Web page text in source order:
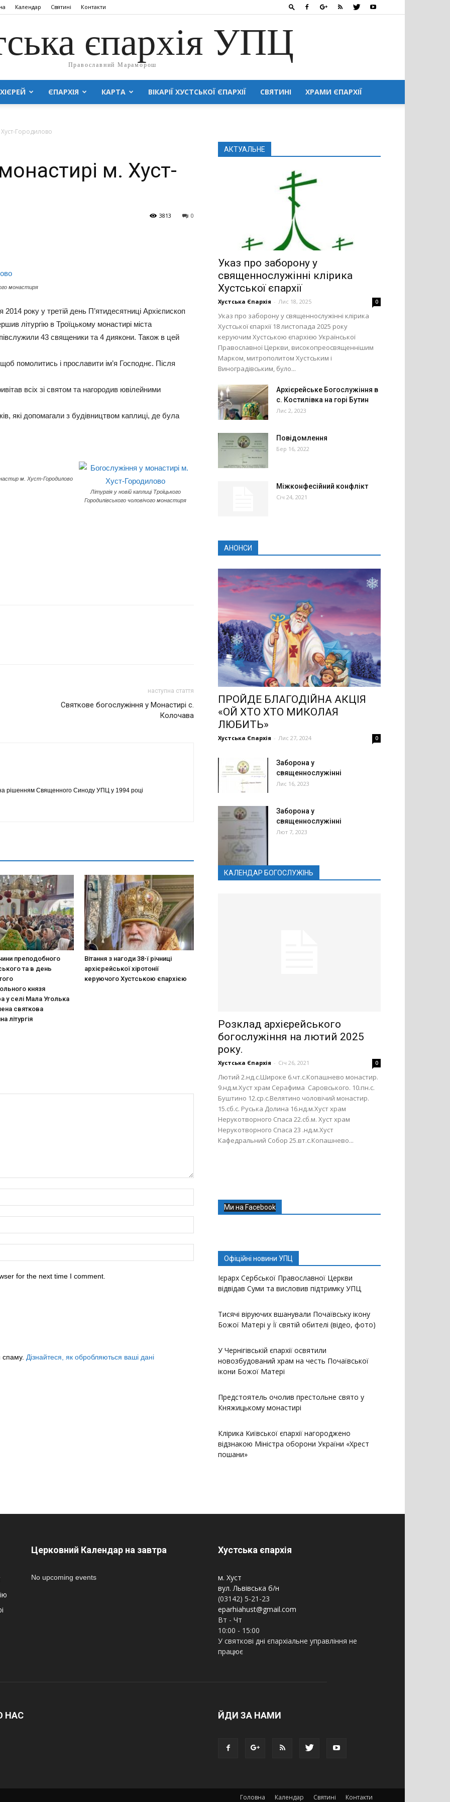
Календар Святині Контакти
єпархія УПЦ
Православний Мараморош
ЄПАРХІЯ КАРТА ВІКАРІЇ ХУСТСЬКОЇ ЄПАРХІЇ СВЯТИНІ ХРАМИ ЄПАРХІЇ
Городилово
м. Хуст-
0
3813
монастиря
2014 року у третій день П’ятидесятниці Архієпископ
літургію в Троїцькому монастирі міста
43 священики та 4 диякони. Також в цей
щоб помолитись і прославити ім’я Господнє. Після
всіх зі святом та нагородив ювілейними
які допомагали з будівництвом каплиці, де була
м. Хуст-Городилово
Літургія у новій каплиці Троїцького
Городилівського чоловічого монастиря
наступна стаття
Святкове богослужіння у Монастирі с.
Колочава
рішенням Священного Синоду УПЦ у 1994 році
преподобного
та в день
князя
у селі Мала Уголька
святкова
літургія
Вітання з нагоди 38-ї річниці
архієрейської хіротонії
керуючого Хустською єпархією
for the next time I comment.
Дізнайтеся, як обробляються ваші дані
АКТУАЛЬНЕ
Указ про заборону у
священнослужінні клірика
Хустської єпархії
Хустська Єпархія - Лис 18, 2025 0
Указ про заборону у священнослужінні клірика
Хустської єпархії 18 листопада 2025 року
керуючим Хустською єпархією Української
Православної Церкви, високопреосвященнішим
Марком, митрополитом Хустським і
Виноградівським, було...
Архієрейське Богослужіння в
с. Костилівка на горі Бутин
Лис 2, 2023
Повідомлення
Бер 16, 2022
Міжконфесійний конфлікт
Січ 24, 2021
АНОНСИ
ПРОЙДЕ БЛАГОДІЙНА АКЦІЯ
«ОЙ ХТО ХТО МИКОЛАЯ
ЛЮБИТЬ»
Хустська Єпархія - Лис 27, 2024 0
Заборона у
священнослужінні
Лис 16, 2023
Заборона у
священнослужінні
Лют 7, 2023
КАЛЕНДАР БОГОСЛУЖІНЬ
Розклад архієрейського
богослужіння на лютий 2025
року.
Хустська Єпархія - Січ 26, 2021 0
Лютий 2.нд.с.Широке 6.чт.с.Копашнево монастир.
9.нд.м.Хуст храм Серафима Саровського. 10.пн.с.
Буштино 12.ср.с.Велятино чоловічий монастир.
15.сб.с. Руська Долина 16.нд.м.Хуст храм
Нерукотворного Спаса 22.сб.м. Хуст храм
Нерукотворного Спаса 23 .нд.м.Хуст
Кафедральний Собор 25.вт.с.Копашнево...
Ми на Facebook
Офіційні новини УПЦ
Ієрарх Сербської Православної Церкви
відвідав Суми та висловив підтримку УПЦ
Тисячі віруючих вшанували Почаївську ікону
Божої Матері у Її святій обителі (відео, фото)
У Чернігівській єпархії освятили
новозбудований храм на честь Почаївської
ікони Божої Матері
Предстоятель очолив престольне свято у
Княжицькому монастирі
Клірика Київської єпархії нагороджено
відзнакою Міністра оборони України «Хрест
пошани»
Церковний Календар на завтра
No upcoming events
Хустська єпархія
м. Хуст
вул. Львівська б/н
(03142) 5-21-23
eparhiahust@gmail.com
Вт - Чт
10:00 - 15:00
У святкові дні єпархіальне управління не
працює
НАС ЙДИ ЗА НАМИ
Головна Календар Святині Контакти